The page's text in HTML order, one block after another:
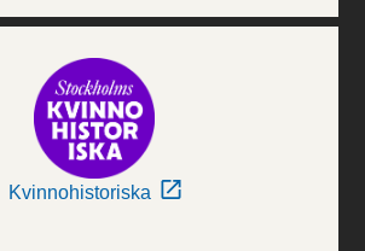
Kvinnohistoriska